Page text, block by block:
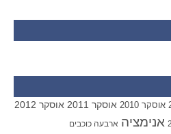
אוסקר 2010 אוסקר 2011 אוסקר 2012
אנימציה ארבעה כוכבים